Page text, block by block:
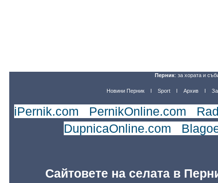
Перник: за хората и
Новини Перник Sport Архив
iPernik.com PernikOnline.com
DupnicaOnline.com
Сайтовете на селата в